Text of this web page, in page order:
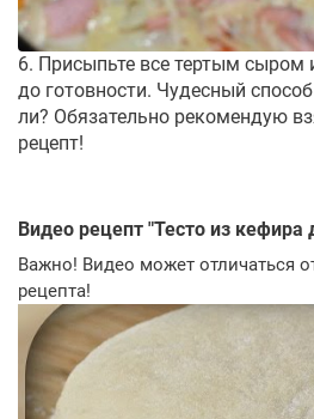
6. Присыпьте все тертым сыром
до готовности. Чудесный
ли? Обязательно рекомендую
рецепт!
Видео рецепт "Тесто из кефира
Важно! Видео может отличаться
рецепта!